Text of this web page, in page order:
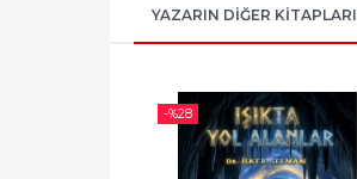
YAZARIN DIĞER KITAPLARI
-%28